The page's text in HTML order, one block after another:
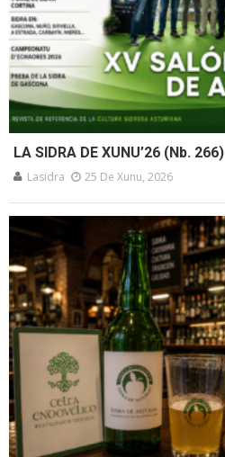
LA SIDRA DE XUNU’26 (Nb. 266)
Lasidra 25 De Xunu, 2026